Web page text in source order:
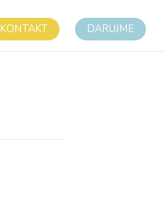
KONTAKT DARUJME